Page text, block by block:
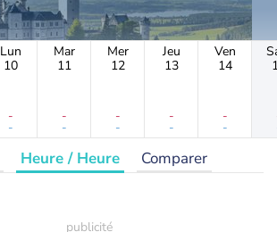
Lun
10
-
-
Mar
11
-
-
Mer
12
-
-
Jeu
13
-
-
Ven
14
-
-
Heure / Heure Comparer